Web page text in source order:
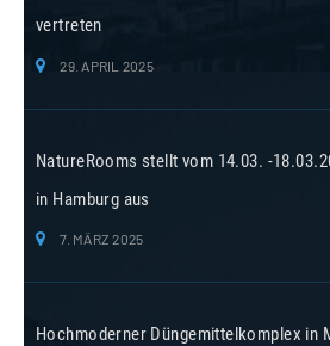
vertreten
29. APRIL 2025
NatureRooms stellt vom 14.03. -
in Hamburg aus
7. MÄRZ 2025
Hochmoderner Düngemittelkomplex in